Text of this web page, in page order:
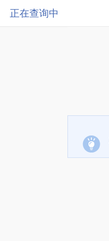
正在查询中